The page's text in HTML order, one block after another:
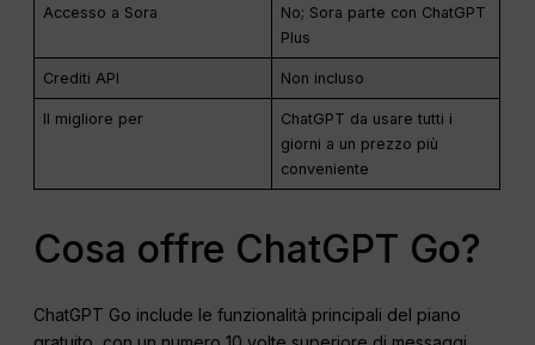
Accesso a Sora
No; Sora parte con ChatGPT
Plus
Crediti API Non incluso
Il migliore per
ChatGPT da usare tutti i
giorni a un prezzo più
conveniente
Cosa offre ChatGPT Go?
ChatGPT Go include le funzionalità principali del piano